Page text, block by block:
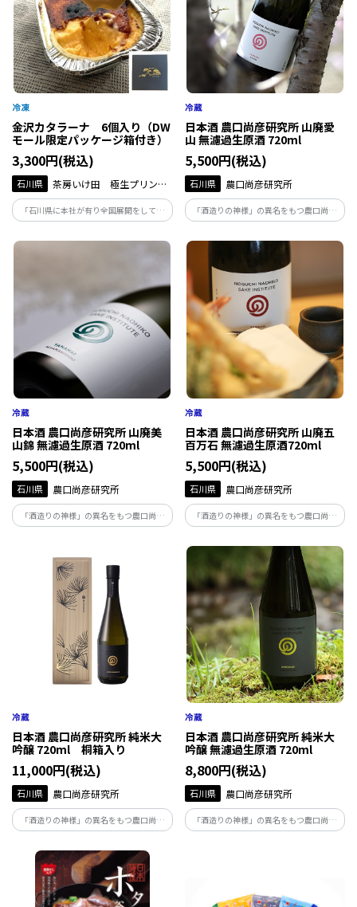
金沢カタラーナ 6個入り（DW
モール限定パッケージ箱付き）
3,300円(税込)
石川県
茶房いけ田 極生プリン専
門店いけ田総本店
「石川県に本社が有り全国展開をしてい
る極生プリン専門店が開発した第二弾の
お土産商品が登場！「金沢カタラーナが
日本酒 農口尚彦研究所 山廃愛
山 無濾過生原酒 720ml
5,500円(税込)
石川県 農口尚彦研究所
「酒造りの神様」の異名をもつ農口尚彦
によって醸された酒は、人生を捧げ、磨き
上げた味。地下93ｍから湧き出る霊峰白
山の雪解け水で仕込む無濾過生原酒は絶
妙な吾味のバランスが整った味わいです。
日本酒 農口尚彦研究所 山廃美
山錦 無濾過生原酒 720ml
5,500円(税込)
石川県 農口尚彦研究所
「酒造りの神様」の異名をもつ農口尚彦
によって醸された酒は、人生を捧げ、磨き
山の雪解け水で仕込む無濾過生原酒は絶
妙な吾味のバランスが整った味わいです。
日本酒 農口尚彦研究所 山廃五
百万石 無濾過生原酒720ml
5,500円(税込)
石川県 農口尚彦研究所
「酒造りの神様」の異名をもつ農口尚彦
によって醸された酒は、人生を捧げ、磨き
上げた味。地下93ｍから湧き出る霊峰白
山の雪解け水で仕込む無濾過生原酒は絶
妙な吾味のバランスが整った味わいです。
日本酒 農口尚彦研究所 純米大
吟醸 720ml 桐箱入り
11,000円(税込)
石川県 農口尚彦研究所
「酒造りの神様」の異名をもつ農口尚彦
によって醸された酒は、人生を捧げ、磨き
上げた味。地下93ｍから湧き出る霊峰白
山の雪解け水で仕込む無濾過生原酒は絶
妙な吾味のバランスが整った味わいです。
日本酒 農口尚彦研究所 純米大
吟醸 無濾過生原酒 720ml
8,800円(税込)
石川県 農口尚彦研究所
「酒造りの神様」の異名をもつ農口尚彦
によって醸された酒は、人生を捧げ、磨き